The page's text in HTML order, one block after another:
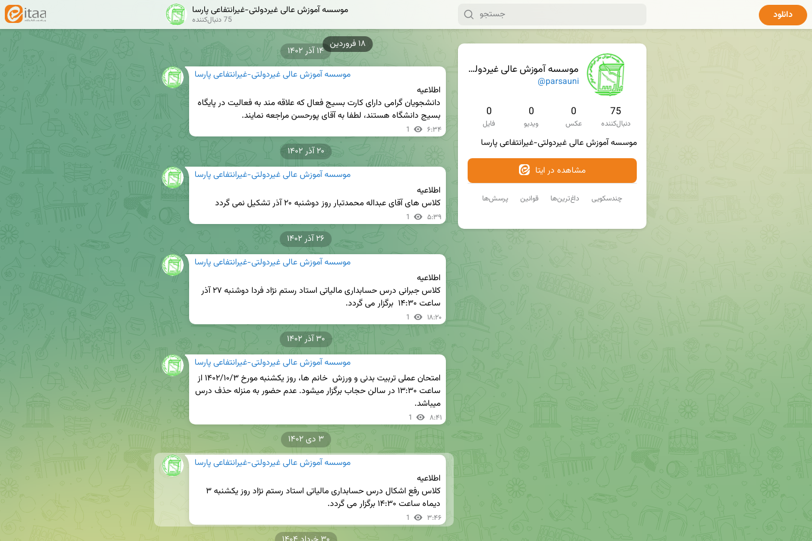
۱۸ فروردین
موسسه آموزش عالی غیردولتی-غیرانتفاعی پارسا
@parsauni
75
دنبال‌کننده
0
عکس
0
ویدیو
0
فایل
موسسه آموزش عالی غیردولتی-غیرانتفاعی پارسا
مشاهده در ایتا
پرسش‌ها قوانین داغ‌ترین‌ها چندسکویی
موسسه آموزش عالی غیردولتی-غیرانتفاعی پارسا
75 دنبال‌کننده دانلود
موسسه آموزش عالی غیردولتی-غیرانتفاعی پارسا
بسیج دانشگاه هستند، لطفا به آقای پورحسن مراجعه نمایند.
1 ۶:۳۴
۱۴ آذر ۱۴۰۲
موسسه آموزش عالی غیردولتی-غیرانتفاعی پارسا
کلاس های آقای عبداله محمدتبار روز دوشنبه ۲۰ آذر تشکیل نمی گردد
1 ۵:۳۹
۲۰ آذر ۱۴۰۲
موسسه آموزش عالی غیردولتی-غیرانتفاعی پارسا
ساعت ۱۴:۳۰  برگزار می گردد‌.
1 ۱۸:۲۰
۲۶ آذر ۱۴۰۲
موسسه آموزش عالی غیردولتی-غیرانتفاعی پارسا
میباشد.
1 ۸:۴۱
۳۰ آذر ۱۴۰۲
موسسه آموزش عالی غیردولتی-غیرانتفاعی پارسا
دیماه ساعت ۱۴:۳۰ برگزار می گردد.
1 ۳:۴۶
۳ دی ۱۴۰۲